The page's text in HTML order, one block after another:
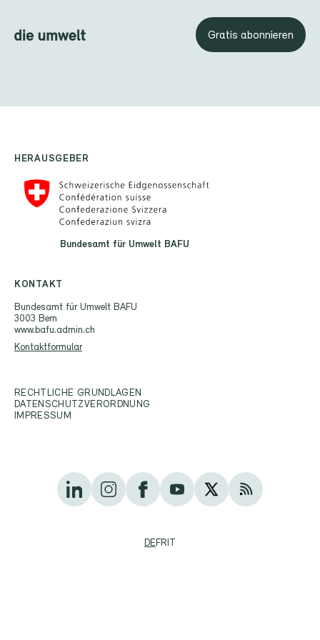
Gratis abonnieren
HERAUSGEBER
Bundesamt für Umwelt BAFU
KONTAKT
Bundesamt für Umwelt BAFU
3003 Bern
www.bafu.admin.ch
Kontaktformular
RECHTLICHE GRUNDLAGEN
DATENSCHUTZVERORDNUNG
IMPRESSUM
DEFRIT